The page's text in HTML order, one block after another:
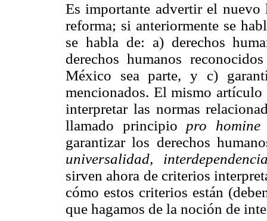
Es importante advertir el nuevo
reforma; si anteriormente se
se habla de: a) derechos
derechos humanos
México sea parte, y c)
mencionados. El mismo
interpretar las normas
llamado principio pro homine
garantizar los derechos
universalidad,
sirven ahora de criterios
cómo estos criterios están
que hagamos de la noción de